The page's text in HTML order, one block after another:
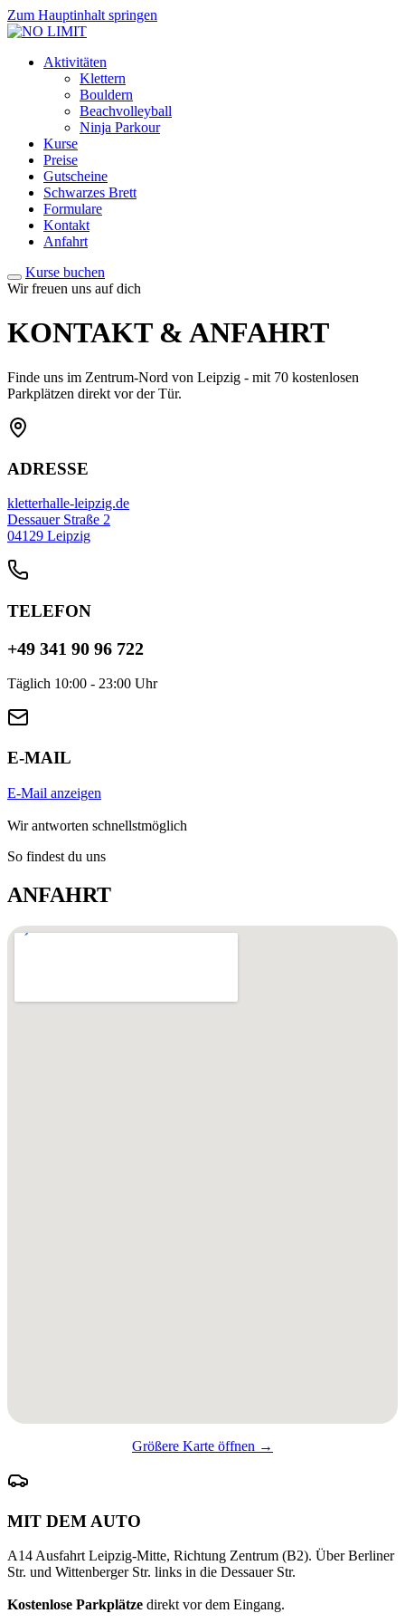
Zum Hauptinhalt springen
Aktivitäten
Klettern
Bouldern
Beachvolleyball
Ninja Parkour
Kurse
Preise
Gutscheine
Schwarzes Brett
Formulare
Kontakt
Anfahrt
Kurse buchen
Wir freuen uns auf dich
KONTAKT & ANFAHRT
Finde uns im Zentrum-Nord von Leipzig - mit 70 kostenlosen
Parkplätzen direkt vor der Tür.
ADRESSE
kletterhalle-leipzig.de
Dessauer Straße 2
04129 Leipzig
TELEFON
+49 341 90 96 722
Täglich 10:00 - 23:00 Uhr
E-MAIL
E-Mail anzeigen
Wir antworten schnellstmöglich
So findest du uns
ANFAHRT
Größere Karte öffnen →
MIT DEM AUTO
A14 Ausfahrt Leipzig-Mitte, Richtung Zentrum (B2). Über Berliner
Str. und Wittenberger Str. links in die Dessauer Str.
Kostenlose Parkplätze direkt vor dem Eingang.